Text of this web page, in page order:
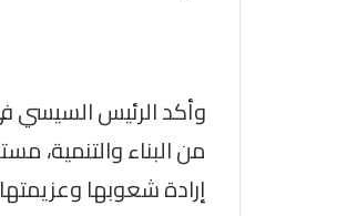
وأكد الرئيس السيسي
من البناء والتنمية،
إرادة شعوبها